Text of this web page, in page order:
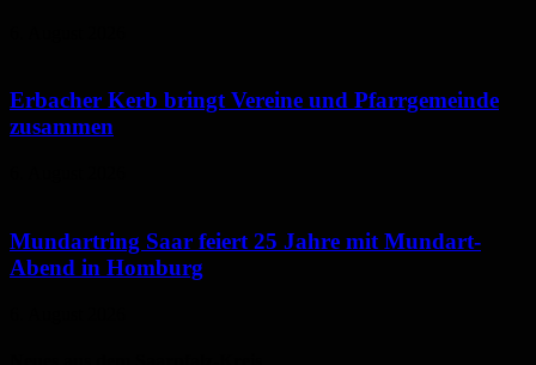
Erbacher Kerb bringt Vereine und Pfarrgemeinde
zusammen
Mundartring Saar feiert 25 Jahre mit Mundart-
Abend in Homburg